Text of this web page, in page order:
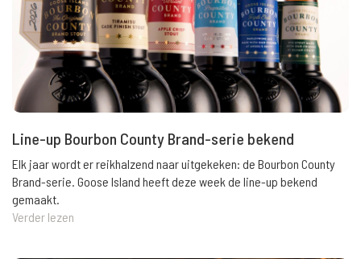
Line-up Bourbon County Brand-serie bekend
Elk jaar wordt er reikhalzend naar uitgekeken: de Bourbon County
Brand-serie. Goose Island heeft deze week de line-up bekend
gemaakt.
Verder lezen